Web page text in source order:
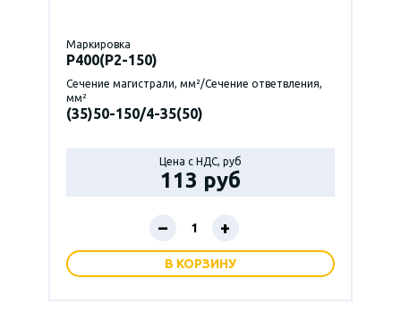
Маркировка
P400(Р2-150)
Сечение магистрали, мм²/Сечение ответвления,
мм²
(35)50-150/4-35(50)
Цена с НДС, руб
113 руб
– +
В КОРЗИНУ